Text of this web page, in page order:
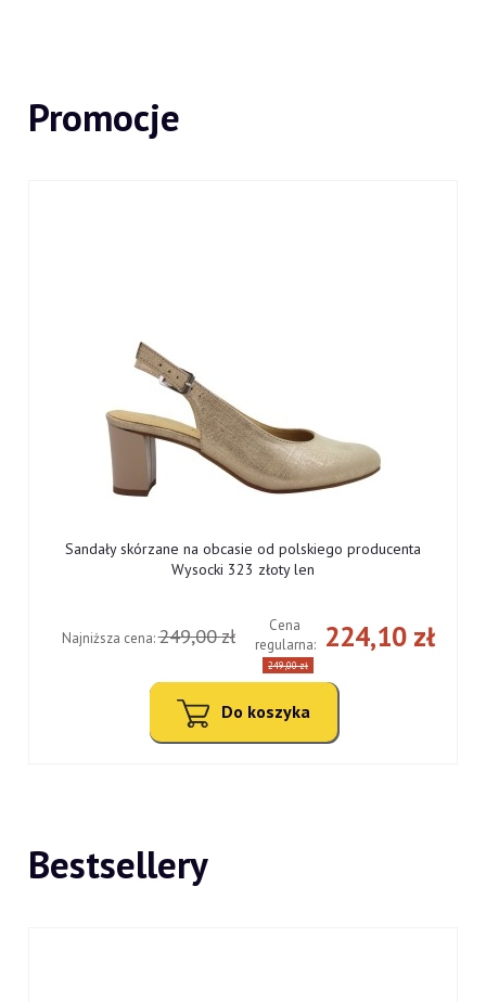
Promocje
Sandały skórzane na obcasie od polskiego producenta
Wysocki 323 złoty len
224,10 zł
Cena
regularna:
249,00 zł
Najniższa cena:249,00 zł
Do koszyka
Bestsellery